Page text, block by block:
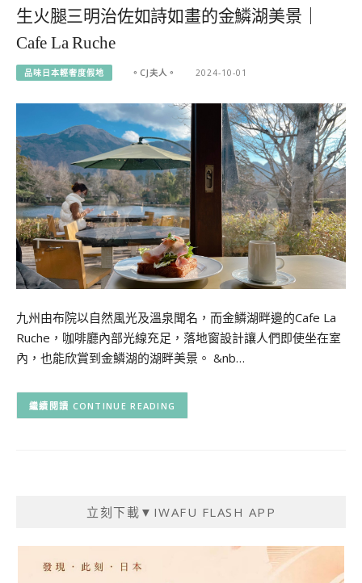
生火腿三明治佐如詩如畫的金鱗湖美景｜
Cafe La Ruche
品味日本輕奢度假地 。CJ夫人。 2024-10-01
九州由布院以自然風光及溫泉聞名，而金鱗湖畔邊的Cafe La
Ruche，咖啡廳內部光線充足，落地窗設計讓人們即使坐在室
內，也能欣賞到金鱗湖的湖畔美景。 &nb…
CONTINUE READING
立刻下載▼IWAFU FLASH APP